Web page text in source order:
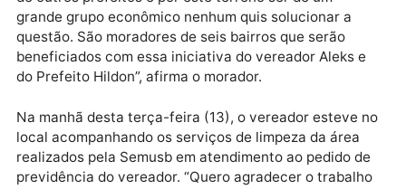
que a situação seja o mais rápido possível resolvida
assim a população do Areal e bairros adjacentes
beneficiadas com a atuação do poder público, pois
com a sua ausência a criminalidade tende a crescer,
moradores.
Cleilson da Cunha, morador do bairro Areal desde